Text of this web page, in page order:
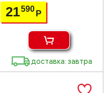
21590 Р
доставка: завтра